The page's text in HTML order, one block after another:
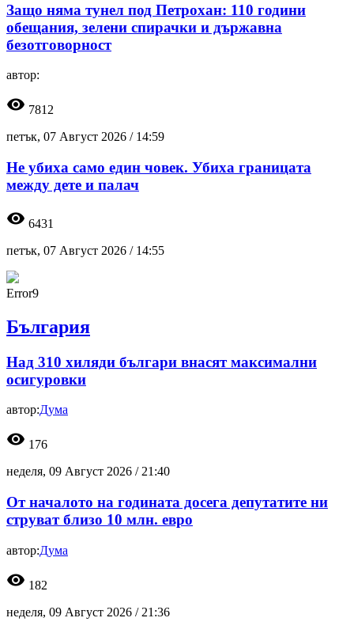
Защо няма тунел под Петрохан: 110 години
обещания, зелени спирачки и държавна
безотговорност
автор:
visibility 7812
петък, 07 Август 2026 / 14:59
Не убиха само един човек. Убиха границата
между дете и палач
visibility 6431
петък, 07 Август 2026 / 14:55
Error9
България
Над 310 хиляди българи внасят максимални
осигуровки
автор:Дума
visibility 176
неделя, 09 Август 2026 / 21:40
От началото на годината досега депутатите ни
струват близо 10 млн. евро
автор:Дума
visibility 182
неделя, 09 Август 2026 / 21:36